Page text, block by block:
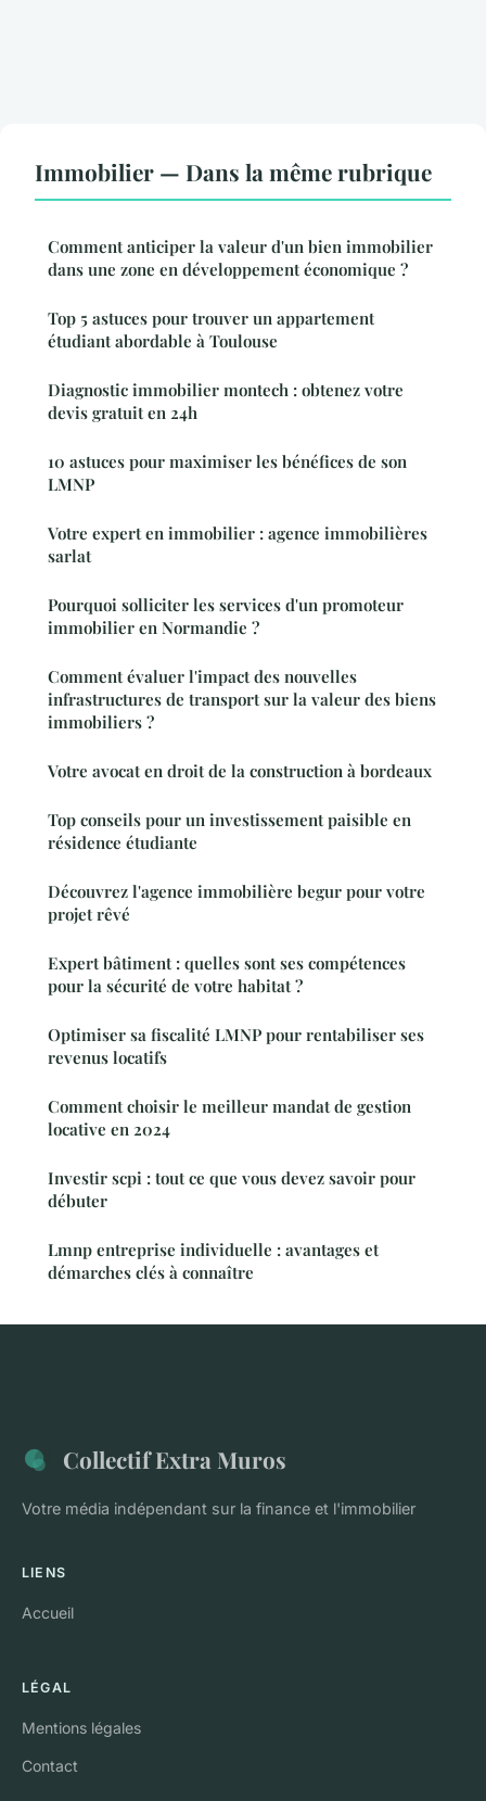
Immobilier — Dans la même rubrique
Comment anticiper la valeur d'un bien immobilier
dans une zone en développement économique ?
Top 5 astuces pour trouver un appartement
étudiant abordable à Toulouse
Diagnostic immobilier montech : obtenez votre
devis gratuit en 24h
10 astuces pour maximiser les bénéfices de son
LMNP
Votre expert en immobilier : agence immobilières
sarlat
Pourquoi solliciter les services d'un promoteur
immobilier en Normandie ?
Comment évaluer l'impact des nouvelles
infrastructures de transport sur la valeur des biens
immobiliers ?
Votre avocat en droit de la construction à bordeaux
Top conseils pour un investissement paisible en
résidence étudiante
Découvrez l'agence immobilière begur pour votre
projet rêvé
Expert bâtiment : quelles sont ses compétences
pour la sécurité de votre habitat ?
Optimiser sa fiscalité LMNP pour rentabiliser ses
revenus locatifs
Comment choisir le meilleur mandat de gestion
locative en 2024
Investir scpi : tout ce que vous devez savoir pour
débuter
Lmnp entreprise individuelle : avantages et
démarches clés à connaître
Collectif Extra Muros
Votre média indépendant sur la finance et l'immobilier
LIENS
Accueil
LÉGAL
Mentions légales
Contact